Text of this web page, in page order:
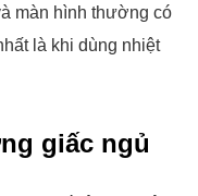
màn hình thường có
là khi dùng nhiệt
giấc ngủ